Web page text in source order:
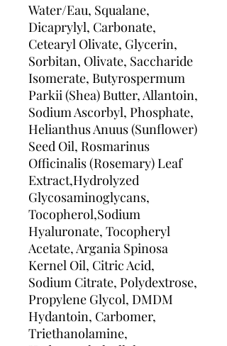
Water/Eau, Squalane,
Dicaprylyl, Carbonate,
Cetearyl Olivate, Glycerin,
Sorbitan, Olivate, Saccharide
Isomerate, Butyrospermum
Parkii (Shea) Butter, Allantoin,
Sodium Ascorbyl, Phosphate,
Helianthus Anuus (Sunflower)
Seed Oil, Rosmarinus
Officinalis (Rosemary) Leaf
Extract,Hydrolyzed
Glycosaminoglycans,
Tocopherol,Sodium
Hyaluronate, Tocopheryl
Acetate, Argania Spinosa
Kernel Oil, Citric Acid,
Sodium Citrate, Polydextrose,
Propylene Glycol, DMDM
Hydantoin, Carbomer,
Triethanolamine,